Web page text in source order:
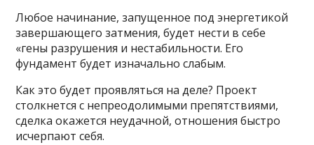
Любое начинание, запущенное под энергетикой
завершающего затмения, будет нести в себе
«гены разрушения и нестабильности. Его
фундамент будет изначально слабым.
Как это будет проявляться на деле? Проект
столкнется с непреодолимыми препятствиями,
сделка окажется неудачной, отношения быстро
исчерпают себя.